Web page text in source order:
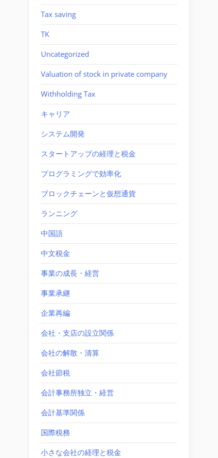
Tax saving
TK
Uncategorized
Valuation of stock in private company
Withholding Tax
キャリア
システム開発
スタートアップの経理と税金
プログラミングで効率化
ブロックチェーンと仮想通貨
ランニング
中国語
中文税金
事業の成長・経営
事業承継
企業再編
会社・支店の設立関係
会社の解散・清算
会社節税
会計事務所独立・経営
会計基準関係
国際税務
小さな会社の経理と税金